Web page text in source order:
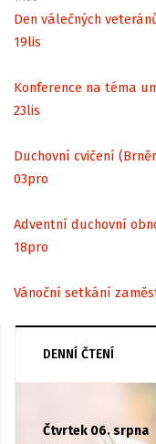
Den válečných
19lis
Konference na téma
23lis
Duchovní cvičení
03pro
Adventní duchovní
18pro
Vánoční setkání
DENNÍ ČTENÍ
Čtvrtek 06. srpna